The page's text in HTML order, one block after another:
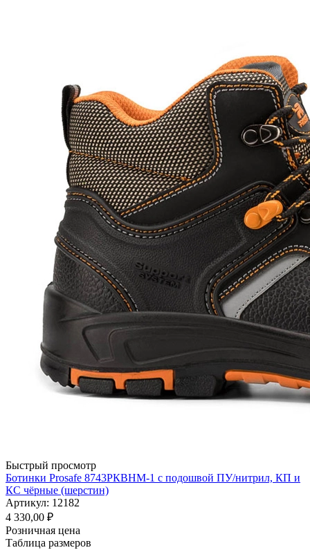
Быстрый просмотр
Ботинки Prosafe 8743РКВНМ-1 c подошвой ПУ/нитрил, КП и
КС чёрные (шерстин)
Артикул: 12182
4 330,00 ₽
Розничная цена
Таблица размеров